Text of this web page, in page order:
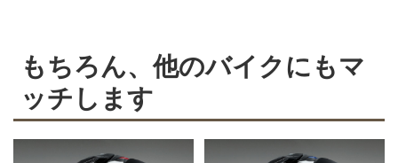
もちろん、他のバイクにもマ
ッチします